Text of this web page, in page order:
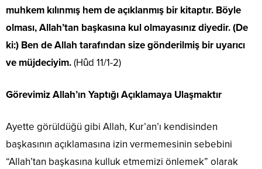
muhkem kılınmış hem de açıklanmış bir kitaptır. Böyle
olması, Allah’tan başkasına kul olmayasınız diyedir. (De
ki:) Ben de Allah tarafından size gönderilmiş bir uyarıcı
ve müjdeciyim.(Hûd 11/1-2)
Görevimiz Allah’ın Yaptığı Açıklamaya Ulaşmaktır
Ayette görüldüğü gibi Allah, Kur’an’ı kendisinden
başkasının açıklamasına izin vermemesinin sebebini
“Allah’tan başkasına kulluk etmemizi önlemek” olarak